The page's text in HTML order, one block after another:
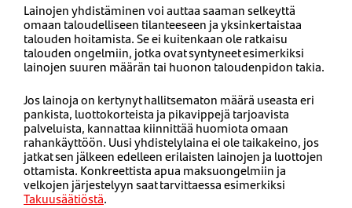
Lainojen yhdistäminen voi auttaa saaman selkeyttä
omaan taloudelliseen tilanteeseen ja yksinkertaistaa
talouden hoitamista. Se ei kuitenkaan ole ratkaisu
talouden ongelmiin, jotka ovat syntyneet esimerkiksi
lainojen suuren määrän tai huonon taloudenpidon takia.
Jos lainoja on kertynyt hallitsematon määrä useasta eri
pankista, luottokorteista ja pikavippejä tarjoavista
palveluista, kannattaa kiinnittää huomiota omaan
rahankäyttöön. Uusi yhdistelylaina ei ole taikakeino, jos
jatkat sen jälkeen edelleen erilaisten lainojen ja luottojen
ottamista. Konkreettista apua maksuongelmiin ja
velkojen järjestelyyn saat tarvittaessa esimerkiksi
Takuusäätiöstä.